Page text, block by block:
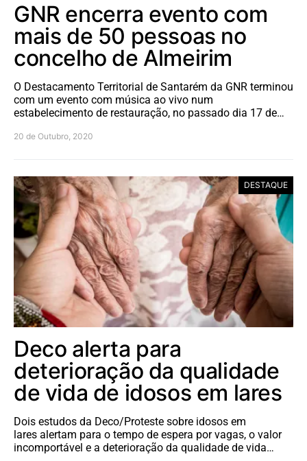
GNR encerra evento com
mais de 50 pessoas no
concelho de Almeirim
O Destacamento Territorial de Santarém da GNR terminou
com um evento com música ao vivo num
estabelecimento de restauração, no passado dia 17 de…
20 de Outubro, 2020
DESTAQUE
Deco alerta para
deterioração da qualidade
de vida de idosos em lares
Dois estudos da Deco/Proteste sobre idosos em
lares alertam para o tempo de espera por vagas, o valor
incomportável e a deterioração da qualidade de vida…